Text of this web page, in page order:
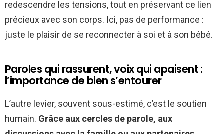
redescendre les tensions, tout en préservant ce lien
précieux avec son corps. Ici, pas de performance :
juste le plaisir de se reconnecter à soi et à son bébé.
Paroles qui rassurent, voix qui apaisent :
l’importance de bien s’entourer
L’autre levier, souvent sous-estimé, c’est le soutien
humain. Grâce aux cercles de parole, aux